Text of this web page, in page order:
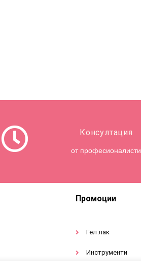
Консултация
от професионалисти
Промоции
Гел лак
Инструменти